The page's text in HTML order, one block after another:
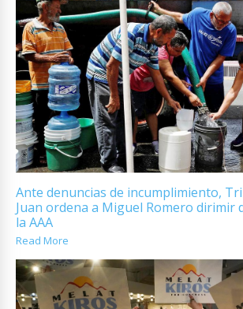
Ante denuncias de incumplimiento,
Juan ordena a Miguel Romero dirimir
la AAA
Read More